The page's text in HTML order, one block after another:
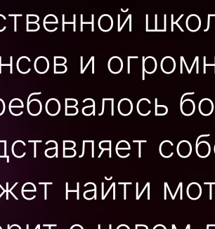
и
найти